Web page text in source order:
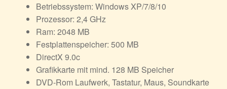
Betriebssystem: Windows XP/7/8/10
Prozessor: 2,4 GHz
Ram: 2048 MB
Festplattenspeicher: 500 MB
DirectX 9.0c
Grafikkarte mit mind. 128 MB Speicher
DVD-Rom Laufwerk, Tastatur, Maus, Soundkarte